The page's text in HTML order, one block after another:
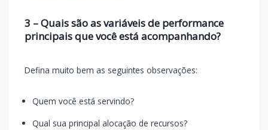
3 – Quais são as variáveis de performance
principais que você está acompanhando?
Defina muito bem as seguintes observações:
Quem você está servindo?
Qual sua principal alocação de recursos?